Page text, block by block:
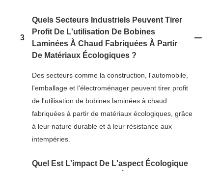
3
Quels Secteurs Industriels Peuvent Tirer
Profit De L'utilisation De Bobines
Laminées À Chaud Fabriquées À Partir
De Matériaux Écologiques ?
Des secteurs comme la construction, l'automobile,
l'emballage et l'électroménager peuvent tirer profit
de l'utilisation de bobines laminées à chaud
fabriquées à partir de matériaux écologiques, grâce
à leur nature durable et à leur résistance aux
intempéries.
Quel Est L'impact De L'aspect Écologique